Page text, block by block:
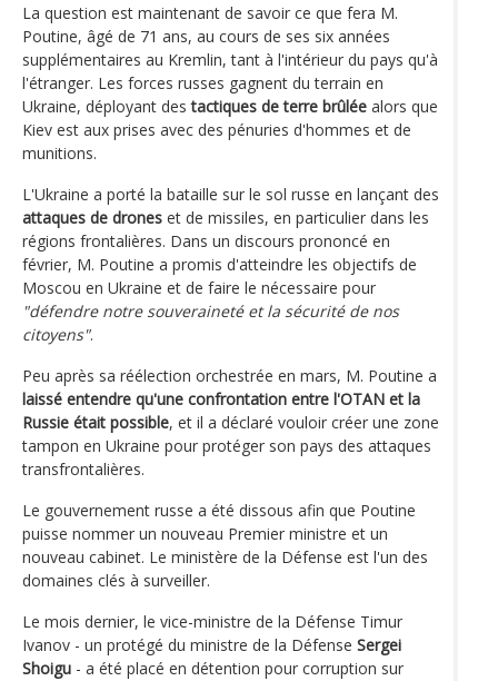
La question est maintenant de savoir ce que fera M.
Poutine, âgé de 71 ans, au cours de ses six années
supplémentaires au Kremlin, tant à l'intérieur du pays qu'à
l'étranger. Les forces russes gagnent du terrain en
Ukraine, déployant destactiques de terre brûlée alors que
Kiev est aux prises avec des pénuries d'hommes et de
munitions.
L'Ukraine a porté la bataille sur le sol russe en lançant des
attaques de drones et de missiles, en particulier dans les
régions frontalières. Dans un discours prononcé en
février, M. Poutine a promis d'atteindre les objectifs de
Moscou en Ukraine et de faire le nécessaire pour
"défendre notre souveraineté et la sécurité de nos
citoyens".
Peu après sa réélection orchestrée en mars, M. Poutine a
laissé entendre qu'une confrontation entre l'OTAN et la
Russie était possible, et il a déclaré vouloir créer une zone
tampon en Ukraine pour protéger son pays des attaques
transfrontalières.
Le gouvernement russe a été dissous afin que Poutine
puisse nommer un nouveau Premier ministre et un
nouveau cabinet. Le ministère de la Défense est l'un des
domaines clés à surveiller.
Le mois dernier, le vice-ministre de la Défense Timur
Ivanov - un protégé du ministre de la Défense Sergei
Shoigu - a été placé en détention pour corruption sur